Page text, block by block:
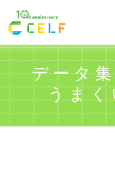
データ
うま